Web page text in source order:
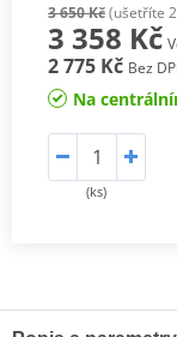
3 650 Kč(ušetříte
3 358 Kč
2 775 Kč Bez
Na
(ks)